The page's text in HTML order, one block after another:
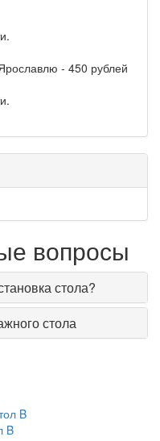
- 450 рублей
вопросы
стола?
стола
B